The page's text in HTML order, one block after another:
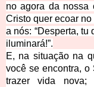
no agora da nossa
Cristo quer ecoar
a nós: “Desperta, tu
iluminará!”.
E, na situação na
você se encontra,
trazer vida nova;